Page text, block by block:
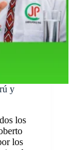
y
los
los